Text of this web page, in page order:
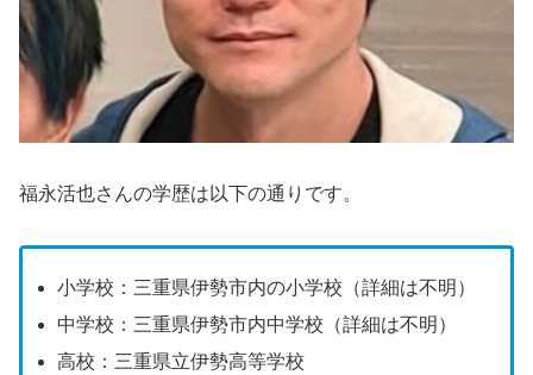
福永活也さんの学歴は以下の通りです。
小学校：三重県伊勢市内の小学校（詳細は不明）
中学校：三重県伊勢市内中学校（詳細は不明）
高校：三重県立伊勢高等学校